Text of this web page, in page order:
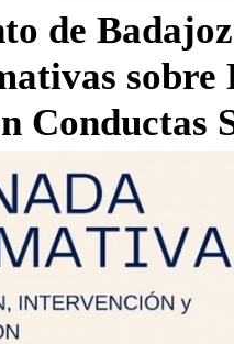
de
sobre
Conductas